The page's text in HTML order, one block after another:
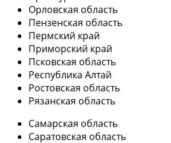
Орловская область
Пензенская область
Пермский край
Приморский край
Псковская область
Республика Алтай
Ростовская область
Рязанская область
Самарская область
Саратовская область